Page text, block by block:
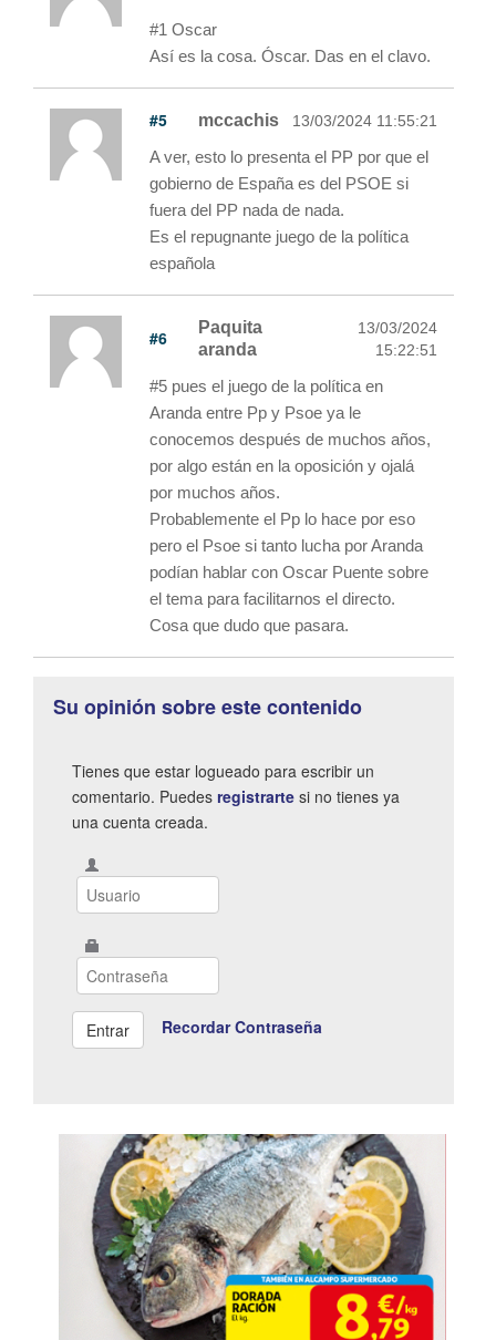
#1 Oscar
Así es la cosa. Óscar. Das en el clavo.
#5 mccachis 13/03/2024 11:55:21
A ver, esto lo presenta el PP por que el
gobierno de España es del PSOE si
fuera del PP nada de nada.
Es el repugnante juego de la política
española
#6
Paquita
aranda
13/03/2024
15:22:51
#5 pues el juego de la política en
Aranda entre Pp y Psoe ya le
conocemos después de muchos años,
por algo están en la oposición y ojalá
por muchos años.
Probablemente el Pp lo hace por eso
pero el Psoe si tanto lucha por Aranda
podían hablar con Oscar Puente sobre
el tema para facilitarnos el directo.
Cosa que dudo que pasara.
Su opinión sobre este contenido
Tienes que estar logueado para escribir un
comentario. Puedes registrarte si no tienes ya
una cuenta creada.
Recordar Contraseña